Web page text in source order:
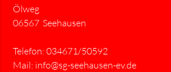
Ölweg
06567 Seehausen
Telefon: 034671/50592
Mail: info@sg-seehausen-ev.de